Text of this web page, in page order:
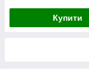
Купити